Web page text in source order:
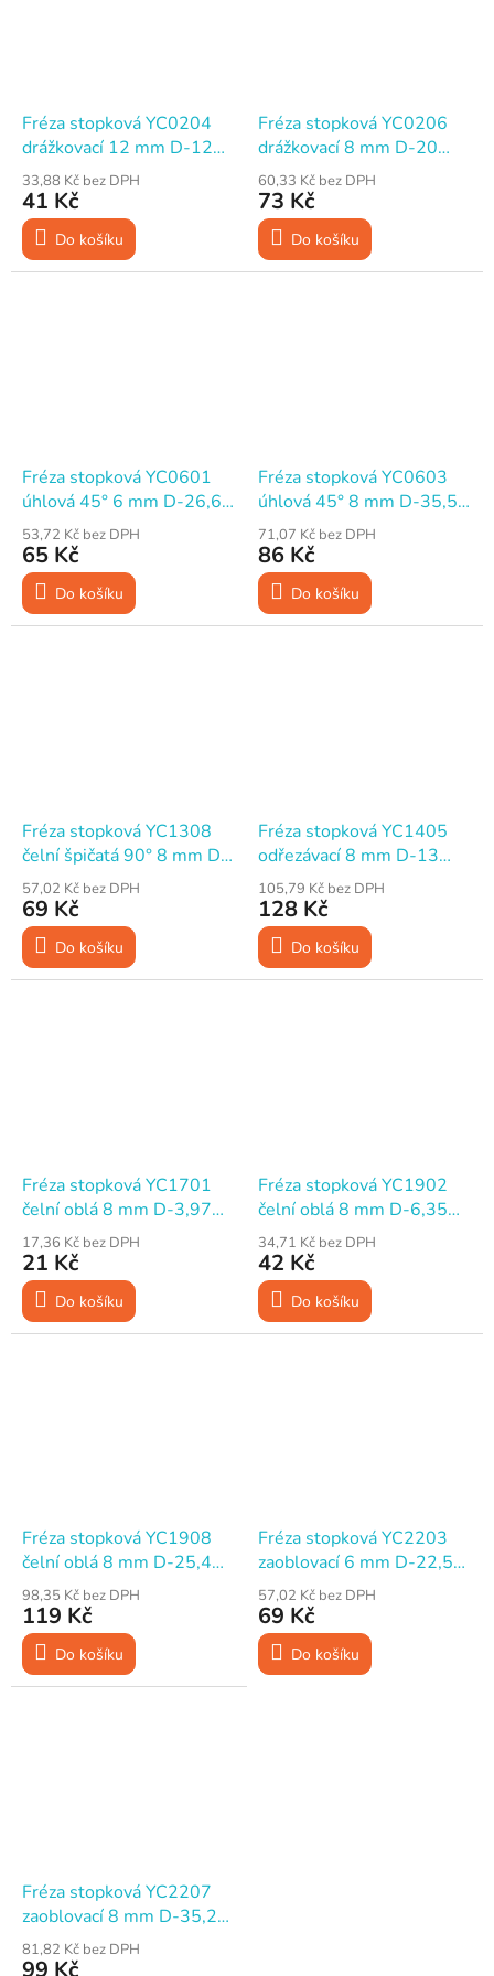
Fréza stopková YC0204
drážkovací 12 mm D-12
mm H-25 mm
33,88 Kč bez DPH
41 Kč
Do košíku
Fréza stopková YC0206
drážkovací 8 mm D-20
mm H-19 mm
60,33 Kč bez DPH
73 Kč
Do košíku
Fréza stopková YC0601
úhlová 45° 6 mm D-26,6
mm H-9,52 mm
53,72 Kč bez DPH
65 Kč
Do košíku
Fréza stopková YC0603
úhlová 45° 8 mm D-35,5
mm H-15,9 mm
71,07 Kč bez DPH
86 Kč
Do košíku
Fréza stopková YC1308
čelní špičatá 90° 8 mm D-
25,4 mm H-25,4 mm
57,02 Kč bez DPH
69 Kč
Do košíku
Fréza stopková YC1405
odřezávací 8 mm D-13
mm H-50 mm
105,79 Kč bez DPH
128 Kč
Do košíku
Fréza stopková YC1701
čelní oblá 8 mm D-3,97
mm H-6 mm R-2°
17,36 Kč bez DPH
21 Kč
Do košíku
Fréza stopková YC1902
čelní oblá 8 mm D-6,35
mm H-15,5 mm R-3,17°
34,71 Kč bez DPH
42 Kč
Do košíku
Fréza stopková YC1908
čelní oblá 8 mm D-25,4
mm H-22,5 mm R-12,7°
98,35 Kč bez DPH
119 Kč
Do košíku
Fréza stopková YC2203
zaoblovací 6 mm D-22,5
mm H-9 mm R-4,76°
57,02 Kč bez DPH
69 Kč
Do košíku
Fréza stopková YC2207
zaoblovací 8 mm D-35,2
mm H-16 mm R-11,1°
81,82 Kč bez DPH